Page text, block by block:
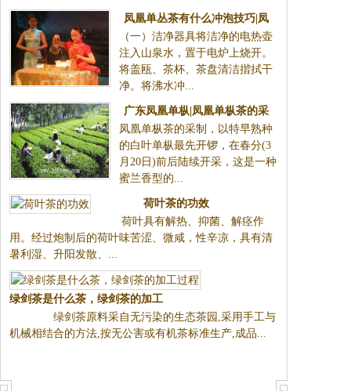
凤凰单丛茶有什么冲泡技巧|凤
凰单枞冲泡方法
（一）洁净器具将洁净的电热壶
注入山泉水，置于电炉上烧开。
将盖瓯、茶杯、茶盘清洁揩拭干
净。将沸水冲...
广东凤凰单枞|凤凰单枞茶的采
制
凤凰单枞茶的采制，以特早熟种
的白叶单枞最先开锣，在春分(3
月20日)前后陆续开采，这是一种
蜜兰香型的...
荷叶茶的功效
荷叶具有解热、抑菌、解痉
作用。经过炮制后的荷叶味苦
湿、升阳发散、...
绿剑茶是什么茶，绿剑茶的加工
过程
绿剑茶原料采自无污染
的生态茶园,采用手工与机械相结